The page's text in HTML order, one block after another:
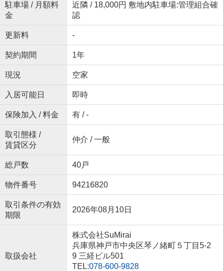
駐車場 / 月額料
金
近隣 / 18,000円 敷地内駐車場:管理組合確
認
更新料 -
契約期間 1年
現況 空家
入居可能日 即時
保険加入 / 料金 有 / -
取引態様 /
賃貸区分
仲介 / 一般
総戸数 40戸
物件番号 94216820
取引条件の有効
期限
2026年08月10日
取扱会社
株式会社SuMirai
兵庫県神戸市中央区琴ノ緒町５丁目5-2
9 三経ビル501
TEL:078-600-9828